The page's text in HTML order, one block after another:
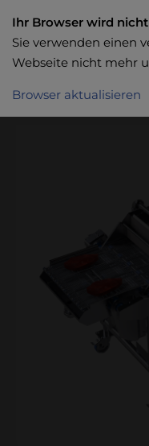
Ihr Browser wird
Sie verwenden einen
Webseite nicht mehr
Browser aktualisieren